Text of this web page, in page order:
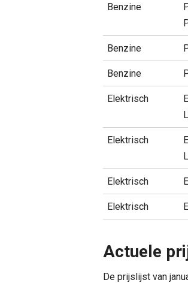
Benzine
Benzine
Benzine
Elektrisch
Elektrisch
Elektrisch
Elektrisch
Actuele
De prijslijst van